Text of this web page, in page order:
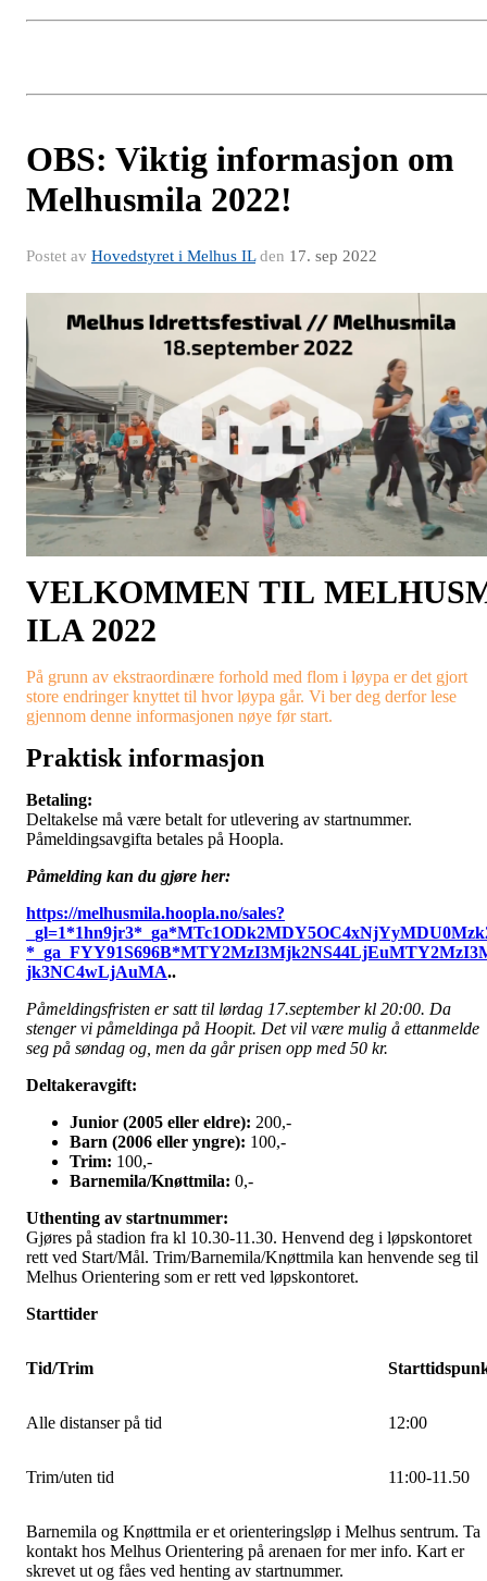
OBS: Viktig informasjon om
Melhusmila 2022!
Postet av Hovedstyret i Melhus ILden 17. sep 2022
VELKOMMEN TIL M
ILA 2022
På grunn av ekstraordinære forhold med flom i løypa er det gjort
store endringer knyttet til hvor løypa går. Vi ber deg derfor lese
gjennom denne informasjonen nøye før start.
Praktisk informasjon
Betaling:
Deltakelse må være betalt for utlevering av startnummer.
Påmeldingsavgifta betales på Hoopla.
Påmelding kan du gjøre her:
https://melhusmila.hoopla.no/sales?
jk3NC4wLjAuMA..
Påmeldingsfristen er satt til lørdag 17.september kl 20:00. Da
stenger vi påmeldinga på Hoopit. Det vil være mulig å ettanmelde
seg på søndag og, men da går prisen opp med 50 kr.
Deltakeravgift:
Junior (2005 eller eldre): 200,-
Barn (2006 eller yngre): 100,-
Trim: 100,-
Barnemila/Knøttmila: 0,-
Uthenting av startnummer:
Gjøres på stadion fra kl 10.30-11.30. Henvend deg i løpskontoret
rett ved Start/Mål. Trim/Barnemila/Knøttmila kan henvende seg til
Melhus Orientering som er rett ved løpskontoret.
Starttider
Tid/Trim
Alle distanser på tid 12:00
Trim/uten tid 11:00-11.50
Barnemila og Knøttmila er et orienteringsløp i Melhus sentrum. Ta
kontakt hos Melhus Orientering på arenaen for mer info. Kart er
skrevet ut og fåes ved henting av startnummer.